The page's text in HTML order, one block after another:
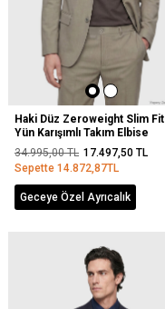
Haki Düz Zeroweight Slim Fit
Yün Karışımlı Takım Elbise
34.995,00TL 17.497,50 TL
Sepette 14.872,87TL
Geceye Özel Ayrıcalık